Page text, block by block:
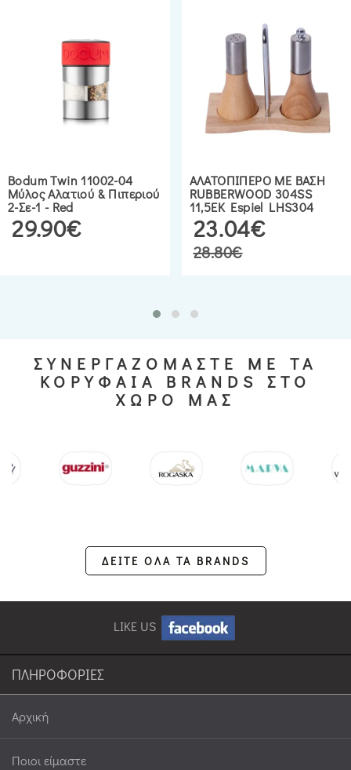
Bodum Twin 11002-04
Μύλος Αλατιού & Πιπεριού
2-Σε-1 - Red
29.90€
ΑΛΑΤΟΠΙΠΕΡΟ ΜΕ ΒΑΣΗ
RUBBERWOOD 304SS
11,5EK Espiel LHS304
23.04€
28.80€
ΣΥΝΕΡΓΑΖΟΜΑΣΤΕ ΜΕ ΤΑ
ΚΟΡΥΦΑΙΑ BRANDS ΣΤΟ
ΧΩΡΟ ΜΑΣ
ΔΕΙΤΕ ΟΛΑ ΤΑ BRANDS
LIKE US
ΠΛΗΡΟΦΟΡΙΕΣ
Αρχική
Ποιοι είμαστε